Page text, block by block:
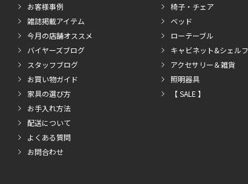
お客様事例
雑誌掲載アイテム
今月の店舗オススメ
バイヤーズブログ
スタッフブログ
お買い物ガイド
家具の選び方
お手入れ方法
配送について
よくある質問
お問合わせ
椅子・チェア
ベッド
ローテーブル
キャビネット&シェルフ
アクセサリー＆雑貨
照明器具
【 SALE 】